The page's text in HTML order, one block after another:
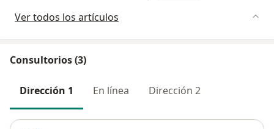
Ver todos los artículos
Consultorios (3)
Dirección 1 En línea Dirección 2